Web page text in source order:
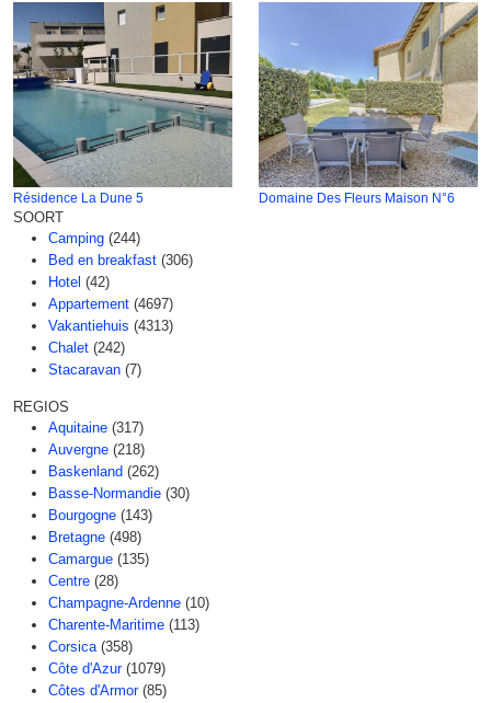
Résidence La Dune 5 Domaine Des Fleurs Maison N°6
SOORT
Camping (244)
Bed en breakfast (306)
Hotel (42)
Appartement (4697)
Vakantiehuis (4313)
Chalet (242)
Stacaravan (7)
REGIOS
Aquitaine (317)
Auvergne (218)
Baskenland (262)
Basse-Normandie (30)
Bourgogne (143)
Bretagne (498)
Camargue (135)
Centre (28)
Champagne-Ardenne (10)
Charente-Maritime (113)
Corsica (358)
Côte d'Azur (1079)
Côtes d'Armor (85)